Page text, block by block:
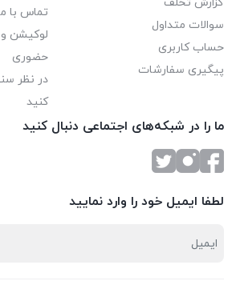
گزارش تخلف
سوالات متداول
حساب کاربری
پیگیری سفارشات
تماس با
لوکیشن
حضوری
در نظر
کنید
ما را در شبکه‌های اجتماعی دنبال کنید
لطفا ایمیل خود را وارد نمایید